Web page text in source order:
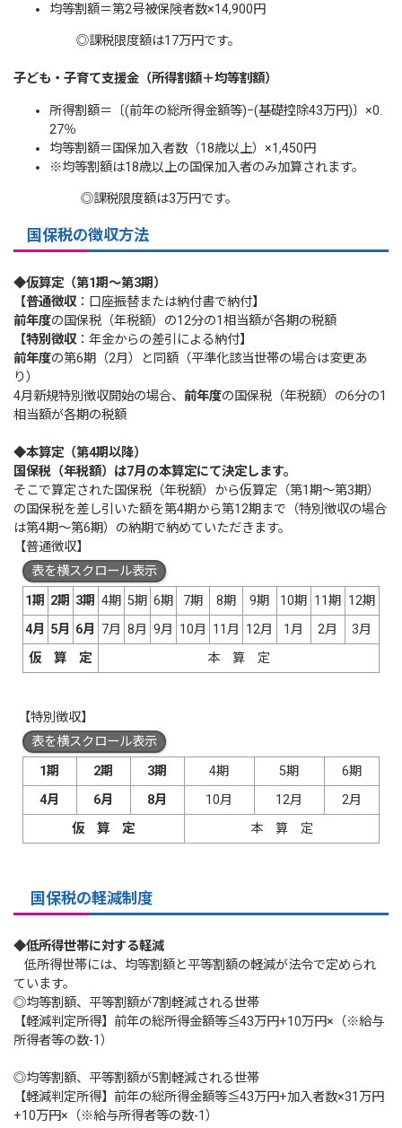
均等割額＝第2号被保険者数×14,900円
◎課税限度額は17万円です。
子ども・子育て支援金（所得割額＋均等割額）
所得割額＝〔(前年の総所得金額等)−(基礎控除43万円)〕×0.
27％
均等割額＝国保加入者数（18歳以上）×1,450円
※均等割額は18歳以上の国保加入者のみ加算されます。
◎課税限度額は3万円です。
国保税の徴収方法
◆仮算定（第1期～第3期）
【普通徴収：口座振替または納付書で納付】
前年度の国保税（年税額）の12分の1相当額が各期の税額
【特別徴収：年金からの差引による納付】
前年度の第6期（2月）と同額（平準化該当世帯の場合は変更あ
り）
4月新規特別徴収開始の場合、 前年度の国保税（年税額）の6分の1
相当額が各期の税額
◆本算定（第4期以降）
国保税（年税額）は7月の本算定にて決定します。
そこで算定された国保税（年税額）から仮算定（第1期～第3期）
の国保税を差し引いた額を第4期から第12期まで（特別徴収の場合
は第4期～第6期）の納期で納めていただきます。
【普通徴収】
表を横スクロール表示
1期 2期 3期 4期 5期 6期 7期 8期 9期 10期 11期
12期
4月 5月 6月 7月 8月 9月 10月 11月 12月 1月 2月
3月
仮 算 定
本 算 定
【特別徴収】
表を横スクロール表示
1期 2期 3期 4期 5期
6期
4月 6月 8月 10月 12月
2月
仮 算 定
本 算 定
国保税の軽減制度
◆低所得世帯に対する軽減
低所得世帯には、均等割額と平等割額の軽減が法令で定められ
ています。
◎均等割額、平等割額が7割軽減される世帯
【軽減判定所得】前年の総所得金額等≦43万円+10万円×（※給与
所得者等の数-1）
◎均等割額、平等割額が5割軽減される世帯
【軽減判定所得】前年の総所得金額等≦43万円+加入者数×31万円
+10万円×（※給与所得者等の数-1）